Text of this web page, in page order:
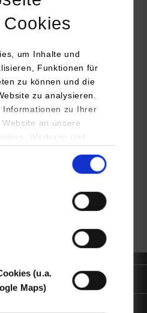
um Inhalte und
Funktionen für
zu können und die
zu analysieren.
zu Ihrer
an unsere
Werbung und
führen diese
Sie ihnen bereitgestellt
Rahmen Ihrer Nutzung
(u.a.
Maps)